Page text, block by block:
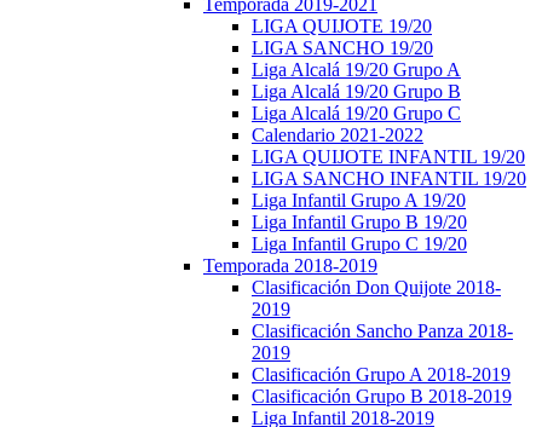
Temporada 2019-2021
LIGA QUIJOTE 19/20
LIGA SANCHO 19/20
Liga Alcalá 19/20 Grupo A
Liga Alcalá 19/20 Grupo B
Liga Alcalá 19/20 Grupo C
Calendario 2021-2022
LIGA QUIJOTE INFANTIL 19/20
LIGA SANCHO INFANTIL 19/20
Liga Infantil Grupo A 19/20
Liga Infantil Grupo B 19/20
Liga Infantil Grupo C 19/20
Temporada 2018-2019
Clasificación Don Quijote 2018-
2019
Clasificación Sancho Panza 2018-
2019
Clasificación Grupo A 2018-2019
Clasificación Grupo B 2018-2019
Liga Infantil 2018-2019